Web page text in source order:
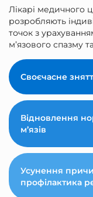
Лікарі медичного
розробляють
точок з
м’язового спазму
Своєчасне
Відновлення
м’язів
Усунення
профілактика